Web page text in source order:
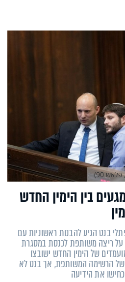
בין הימין החדש
בנט הגיע להבנות ראשוניות עם
על ריצה משותפת לכנסת במסגרת
של הימין החדש ישובצו
הרשימה המשותפת, אך בנט לא
את הידיעה
90)